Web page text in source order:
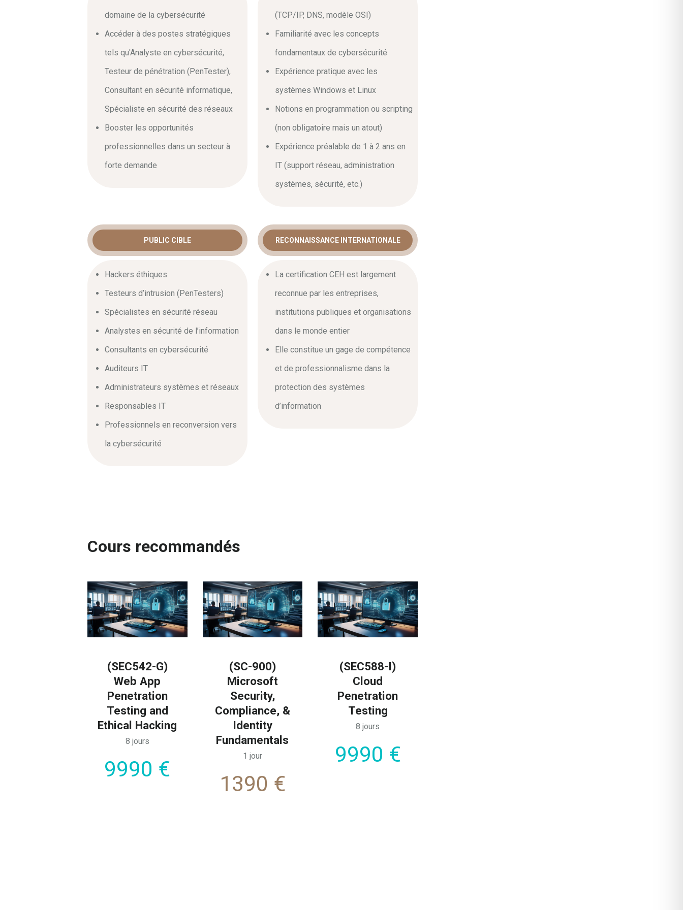
domaine de la cybersécurité
Accéder à des postes stratégiques
tels qu'Analyste en cybersécurité,
Testeur de pénétration (PenTester),
Consultant en sécurité informatique,
Spécialiste en sécurité des réseaux
Booster les opportunités
professionnelles dans un secteur à
forte demande
(TCP/IP, DNS, modèle OSI)
Familiarité avec les concepts
fondamentaux de cybersécurité
Expérience pratique avec les
systèmes Windows et Linux
Notions en programmation ou scripting
(non obligatoire mais un atout)
Expérience préalable de 1 à 2 ans en
IT (support réseau, administration
systèmes, sécurité, etc.)
PUBLIC CIBLE
Hackers éthiques
Testeurs d’intrusion (PenTesters)
Spécialistes en sécurité réseau
Analystes en sécurité de l’information
Consultants en cybersécurité
Auditeurs IT
Administrateurs systèmes et réseaux
Responsables IT
Professionnels en reconversion vers
la cybersécurité
RECONNAISSANCE INTERNATIONALE
La certification CEH est largement
reconnue par les entreprises,
institutions publiques et organisations
dans le monde entier
Elle constitue un gage de compétence
et de professionnalisme dans la
protection des systèmes
d’information
Cours recommandés
(SEC542-G)
Web App
Penetration
Testing and
Ethical Hacking
8 jours
9990 €
(SC-900)
Microsoft
Security,
Compliance, &
Identity
Fundamentals
1 jour
1390 €
(SEC588-I)
Cloud
Penetration
Testing
8 jours
9990 €